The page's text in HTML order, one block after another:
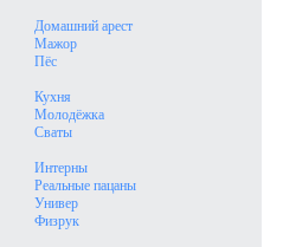
Домашний арест
Мажор
Пёс
Кухня
Молодёжка
Сваты
Интерны
Реальные пацаны
Универ
Физрук